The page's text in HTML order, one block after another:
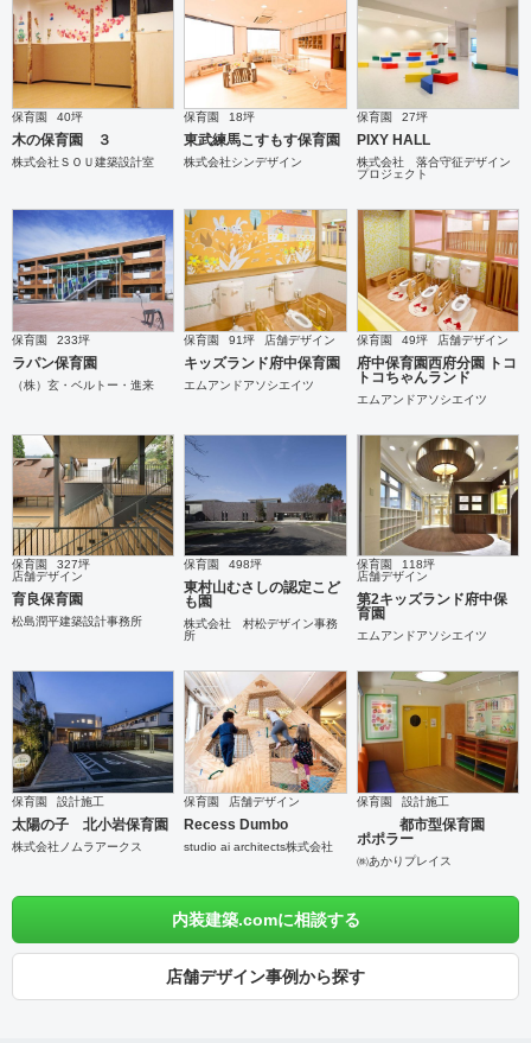
保育園 40坪
木の保育園 ３
株式会社ＳＯＵ建築設計室
保育園 18坪
東武練馬こすもす保育園
株式会社シンデザイン
保育園 27坪
PIXY HALL
株式会社 落合守征デザイン
プロジェクト
保育園 233坪
ラパン保育園
（株）玄・ベルトー・進来
保育園 91坪 店舗デザイン
キッズランド府中保育園
エムアンドアソシエイツ
保育園 49坪 店舗デザイン
府中保育園西府分園 トコ
トコちゃんランド
エムアンドアソシエイツ
保育園
327坪
店舗デザイン
育良保育園
松島潤平建築設計事務所
保育園 498坪
東村山むさしの認定こど
も園
株式会社 村松デザイン事務
所
保育園
118坪
店舗デザイン
第2キッズランド府中保
育園
エムアンドアソシエイツ
保育園 設計施工
太陽の子 北小岩保育園
株式会社ノムラアークス
保育園 店舗デザイン
Recess Dumbo
studio ai architects株式会社
保育園 設計施工
都市型保育園
ポポラー
㈱あかりプレイス
内装建築.comに相談する
店舗デザイン事例から探す